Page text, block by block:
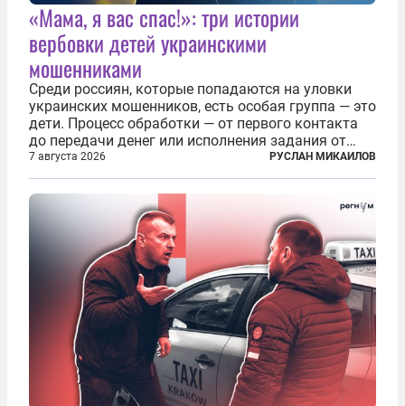
«Мама, я вас спас!»: три истории
вербовки детей украинскими
мошенниками
Среди россиян, которые попадаются на уловки
украинских мошенников, есть особая группа — это
дети. Процесс обработки — от первого контакта
до передачи денег или исполнения задания от
кураторов может занять от двух часов до
нескольких месяцев. Детей превращают в
послушных исполнителей, которые...
7 августа 2026 РУСЛАН МИКАИЛОВ